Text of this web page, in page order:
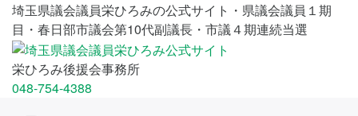
埼玉県議会議員栄ひろみの公式サイト・県議会議員１期
目・春日部市議会第10代副議長・市議４期連続当選
栄ひろみ後援会事務所
048-754-4388